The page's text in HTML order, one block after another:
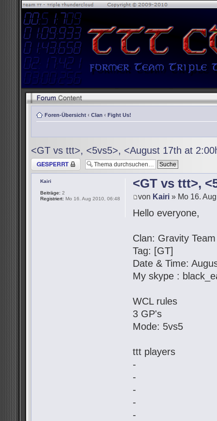
Foren-Übersicht ‹ Clan ‹ Fight Us!
<GT vs ttt>, <5vs5>, <August 17th at
Thema gesperrt
<GT vs ttt>,
von Kairi » Mo 16.
Hello everyone,
Clan: Gravity Team
Tag: [GT]
Date & Time:
My skype :
WCL rules
3 GP's
Mode: 5vs5
ttt players
-
-
-
-
-
Kairi
Beiträge: 2
Registriert: Mo 16. Aug 2010, 06:48